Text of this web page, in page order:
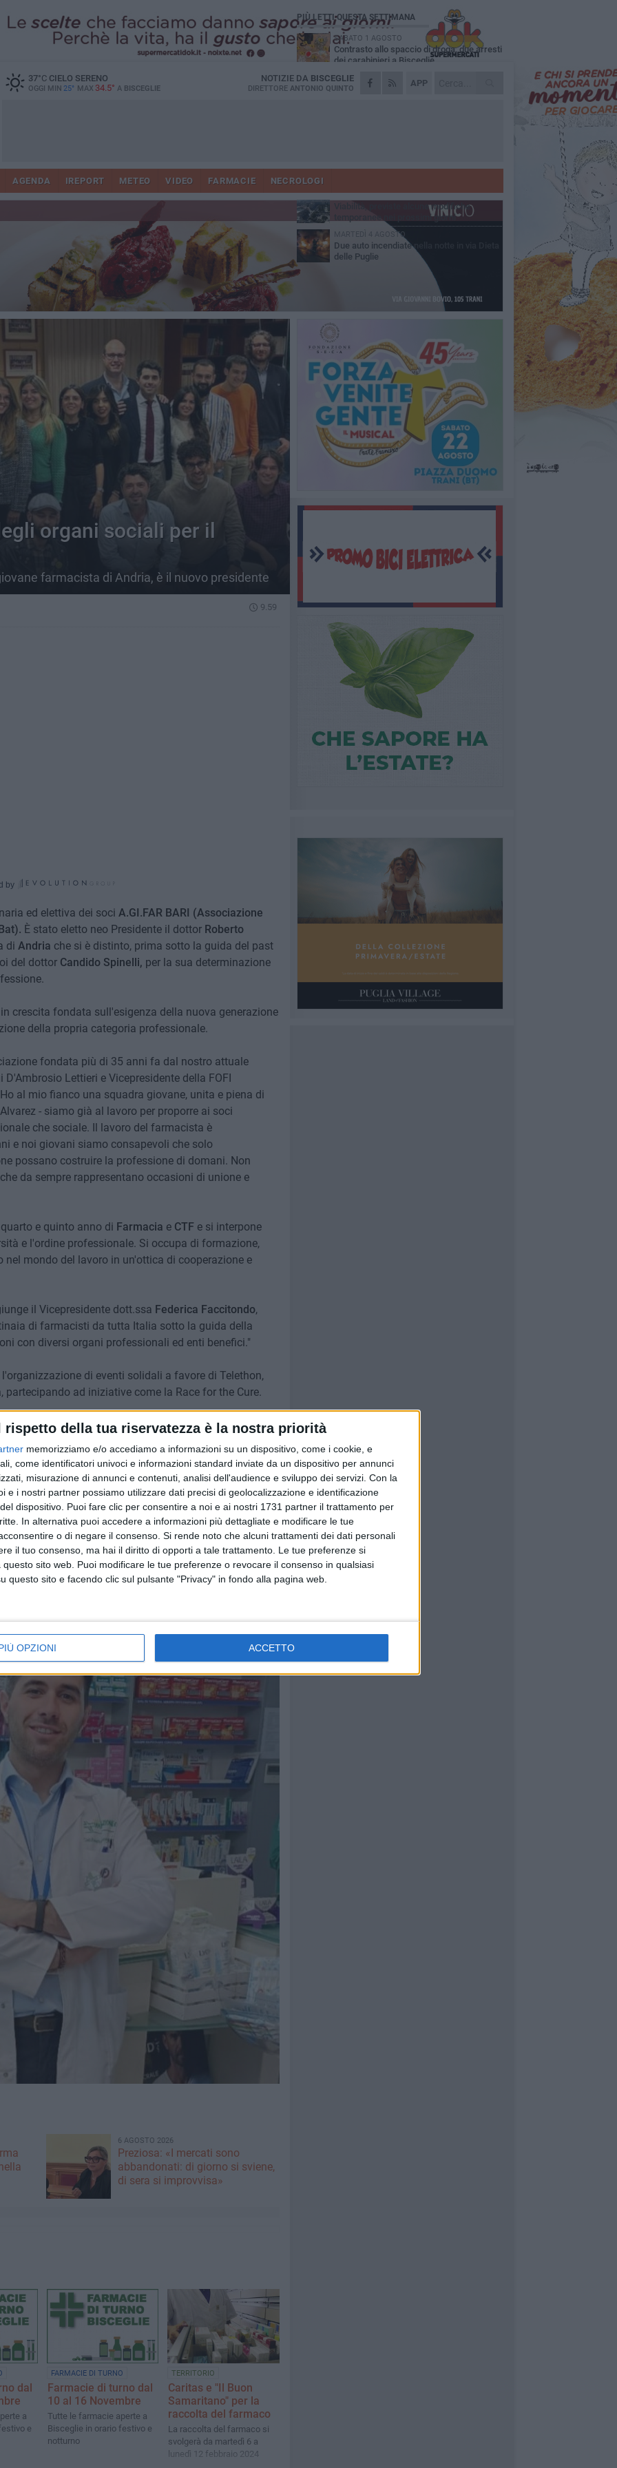
rispetto della tua riservatezza è la nostra priorità
memorizziamo e/o accediamo a informazioni su un dispositivo, come i cookie, e
come identificatori univoci e informazioni standard inviate da un dispositivo per annunci
misurazione di annunci e contenuti, analisi dell'audience e sviluppo dei servizi. Con la
e i nostri partner possiamo utilizzare dati precisi di geolocalizzazione e identificazione
dispositivo. Puoi fare clic per consentire a noi e ai nostri 1731 partner il trattamento per
In alternativa puoi accedere a informazioni più dettagliate e modificare le tue
o di negare il consenso. Si rende noto che alcuni trattamenti dei dati personali
il tuo consenso, ma hai il diritto di opporti a tale trattamento. Le tue preferenze si
sito web. Puoi modificare le tue preferenze o revocare il consenso in qualsiasi
questo sito e facendo clic sul pulsante "Privacy" in fondo alla pagina web.
OPZIONI ACCETTO
37°CCIELO SERENO
OGGI MIN 25° MAX 34.5° A BISCEGLIE
APP
NOTIZIE DA BISCEGLIE
DIRETTORE ANTONIO QUINTO
AGENDA IREPORT METEO VIDEO FARMACIE NECROLOGI
organi sociali per il
farmacista di Andria, è il nuovo presidente
9.59
by
ed elettiva dei soci A.GI.FAR BARI (Associazione
È stato eletto neo Presidente il dottor Roberto
di Andria che si è distinto, prima sotto la guida del past
del dottor Candido Spinelli, per la sua determinazione
crescita fondata sull'esigenza della nuova generazione
della propria categoria professionale.
fondata più di 35 anni fa dal nostro attuale
Lettieri e Vicepresidente della FOFI
al mio fianco una squadra giovane, unita e piena di
- siamo già al lavoro per proporre ai soci
che sociale. Il lavoro del farmacista è
e noi giovani siamo consapevoli che solo
possano costruire la professione di domani. Non
da sempre rappresentano occasioni di unione e
e quinto anno di Farmacia e CTF e si interpone
e l'ordine professionale. Si occupa di formazione,
mondo del lavoro in un'ottica di cooperazione e
il Vicepresidente dott.ssa Federica Faccitondo,
di farmacisti da tutta Italia sotto la guida della
con diversi organi professionali ed enti benefici."
di eventi solidali a favore di Telethon,
ad iniziative come la Race for the Cure.
la capacità di lavorare in team - queste le parole
brillanti professionisti."
affiancato da Federica Faccitondo e
Chicco nel ruolo di Segretario e Vitangelo Morea
Cicinelli a completare il Consiglio Direttivo. Sono
conti Alberto Armenise, presidente, Claudio Di Gennaro
Silvia Mastromarino, presidente, Serena Iacovelli e
6 AGOSTO 2026
Preziosa: «I mercati sono
abbandonati: di giorno si sviene,
di sera si improvvisa»
dal
a
e
FARMACIE DI TURNO
Farmacie di turno dal
10 al 16 Novembre
Tutte le farmacie aperte a
Bisceglie in orario festivo e
notturno
TERRITORIO
Caritas e "Il Buon
Samaritano" per la
raccolta del farmaco
La raccolta del farmaco si
svolgerà da martedì 6 a
lunedì 12 febbraio 2024
PIÙ LETTI QUESTA SETTIMANA
SABATO 1 AGOSTO
Contrasto allo spaccio di droga, due arresti
dei carabinieri a Bisceglie
VENERDÌ 31 LUGLIO
Torna l'appuntamento con la Pastasciutta
Dramma alla spiaggia Bi-Marmi: un
VENERDÌ 31 LUGLIO
Viabilità, previste alcune modifiche
temporanee nei prossimi giorni
MARTEDÌ 4 AGOSTO
Due auto incendiate nella notte in via Dieta
delle Puglie